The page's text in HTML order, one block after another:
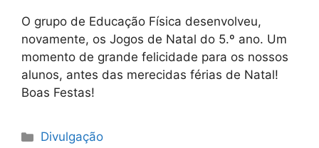
O grupo de Educação Física desenvolveu,
novamente, os Jogos de Natal do 5.º ano. Um
momento de grande felicidade para os nossos
alunos, antes das merecidas férias de Natal!
Boas Festas!
Categorias
Divulgação